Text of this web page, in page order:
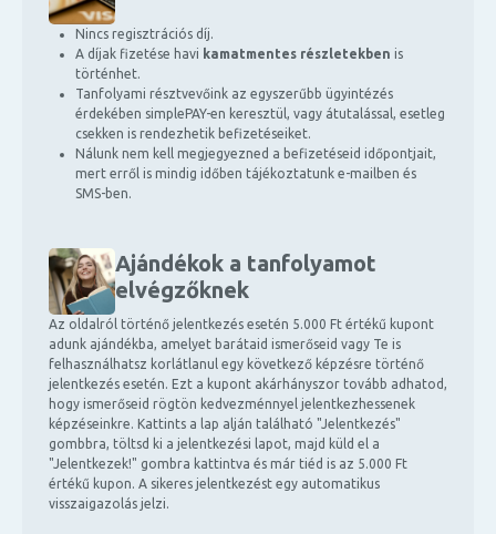
Nincs regisztrációs díj.
A díjak fizetése havi kamatmentes részletekben is
történhet.
Tanfolyami résztvevőink az egyszerűbb ügyintézés
érdekében simplePAY-en keresztül, vagy átutalással, esetleg
csekken is rendezhetik befizetéseiket.
Nálunk nem kell megjegyezned a befizetéseid időpontjait,
mert erről is mindig időben tájékoztatunk e-mailben és
SMS-ben.
Ajándékok a tanfolyamot
elvégzőknek
Az oldalról történő jelentkezés esetén 5.000 Ft értékű kupont
adunk ajándékba, amelyet barátaid ismerőseid vagy Te is
felhasználhatsz korlátlanul egy következő képzésre történő
jelentkezés esetén. Ezt a kupont akárhányszor tovább adhatod,
hogy ismerőseid rögtön kedvezménnyel jelentkezhessenek
képzéseinkre. Kattints a lap alján található "Jelentkezés"
gombbra, töltsd ki a jelentkezési lapot, majd küld el a
"Jelentkezek!" gombra kattintva és már tiéd is az 5.000 Ft
értékű kupon. A sikeres jelentkezést egy automatikus
visszaigazolás jelzi.